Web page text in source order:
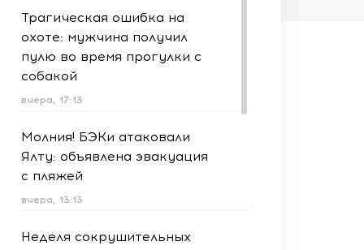
Трагическая ошибка на
охоте: мужчина получил
пулю во время прогулки с
собакой
вчера, 17:13
Молния! БЭКи атаковали
Ялту: объявлена эвакуация
с пляжей
вчера, 13:13
Неделя сокрушительных